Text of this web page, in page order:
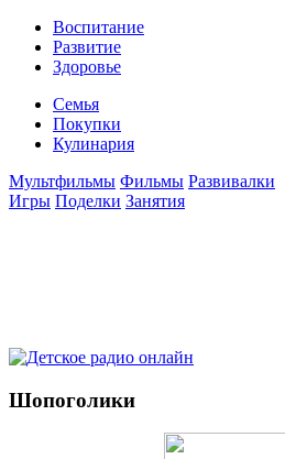
Воспитание
Развитие
Здоровье
Семья
Покупки
Кулинария
Мультфильмы Фильмы Развивалки
Игры Поделки Занятия
Шопоголики